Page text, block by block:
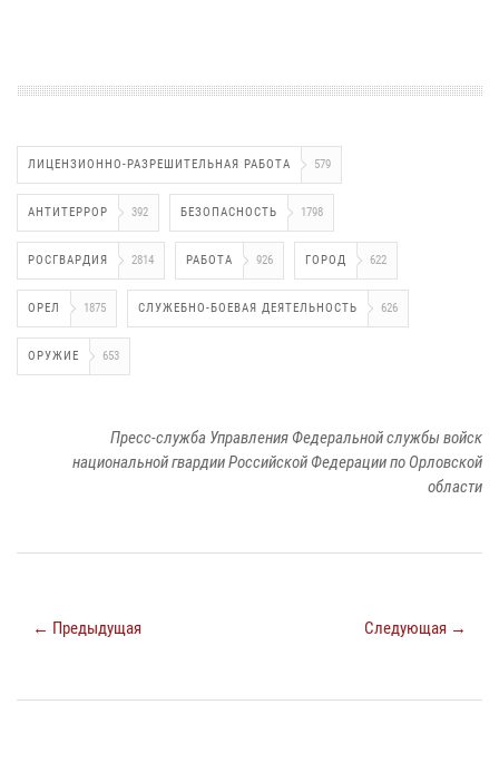
ЛИЦЕНЗИОННО-РАЗРЕШИТЕЛЬНАЯ РАБОТА 579
АНТИТЕРРОР 392 БЕЗОПАСНОСТЬ 1798
РОСГВАРДИЯ 2814 РАБОТА 926 ГОРОД 622
ОРЕЛ 1875 СЛУЖЕБНО-БОЕВАЯ ДЕЯТЕЛЬНОСТЬ 626
ОРУЖИЕ 653
Пресс-служба Управления Федеральной службы войск
национальной гвардии Российской Федерации по Орловской
области
← Предыдущая Следующая →